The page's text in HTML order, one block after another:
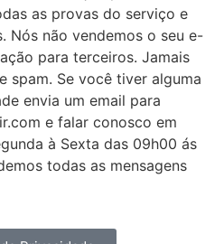
as provas do serviço e
Nós não vendemos o seu e-
para terceiros. Jamais
spam. Se você tiver alguma
envia um email para
e falar conosco em
à Sexta das 09h00 ás
todas as mensagens